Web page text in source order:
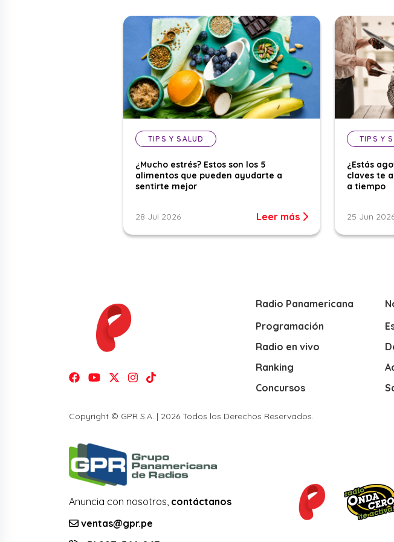
TIPS Y SALUD
¿Mucho estrés? Estos son los 5
alimentos que pueden ayudarte a
sentirte mejor
28 Jul 2026 Leer más
TIPS Y
¿Estás
claves te
a tiempo
25 Jun
Radio Panamericana
Programación
Radio en vivo
Ranking
Concursos
Copyright © GPR S.A. | 2026 Todos los Derechos Reservados.
Anuncia con nosotros, contáctanos
ventas@gpr.pe